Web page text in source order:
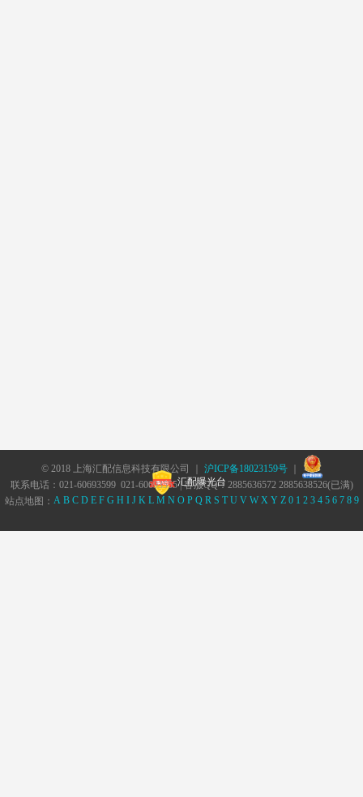
© 2018 上海汇配信息科技有限公司 ｜ 沪ICP备18023159号｜
汇配曝光台
联系电话：021-60693599 021-60693555 | 客服QQ：2885636572 2885638526(已满)
站点地图： A B C D E F G H I J K L M N O P Q R S T U V W X Y Z 0 1 2 3 4 5 6 7 8 9